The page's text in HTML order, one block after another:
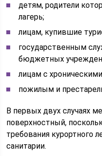
детям, родители
лагерь;
лицам, купившие
государственным
бюджетных
лицам с
пожилым и
В первых двух случаях
поверхностный,
требования курортного
санитарии.